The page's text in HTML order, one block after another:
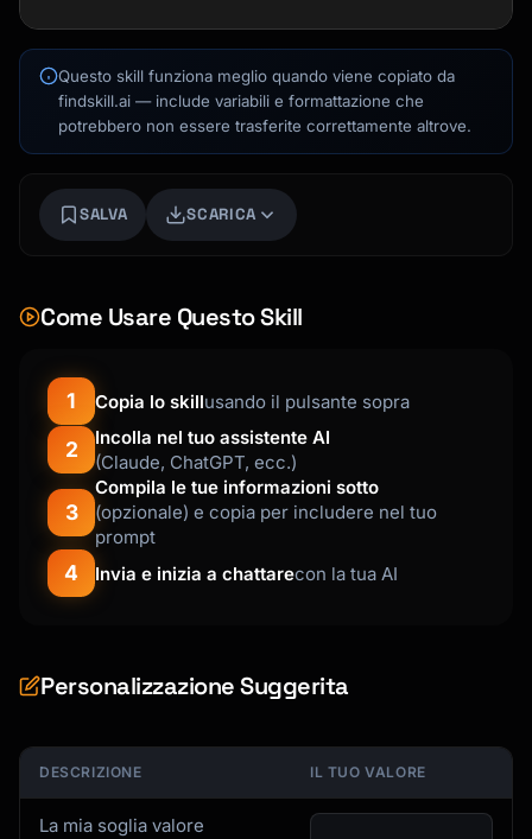
Questo skill funziona meglio quando viene copiato da
findskill.ai — include variabili e formattazione che
potrebbero non essere trasferite correttamente altrove.
SALVA SCARICA
Come Usare Questo Skill
1 Copia lo skillusando il pulsante sopra
2
Incolla nel tuo assistente AI
(Claude, ChatGPT, ecc.)
3
Compila le tue informazioni sotto
(opzionale) e copia per includere nel tuo
prompt
4 Invia e inizia a chattarecon la tua AI
Personalizzazione Suggerita
DESCRIZIONE IL TUO VALORE
La mia soglia valore
Ricerca corsi · qui per aiutarti